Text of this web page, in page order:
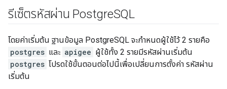
รีเซ็ตรหัสผ่าน PostgreSQL
โดยค่าเริ่มต้น ฐานข้อมูล PostgreSQL จะกำหนดผู้ใช้ไว้ 2 รายคือ
postgres และ apigee ผู้ใช้ทั้ง 2 รายมีรหัสผ่านเริ่มต้น
postgres โปรดใช้ขั้นตอนต่อไปนี้เพื่อเปลี่ยนการตั้งค่า รหัสผ่าน
เริ่มต้น